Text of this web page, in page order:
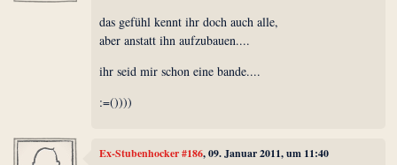
das gefühl kennt ihr doch auch alle,
aber anstatt ihn aufzubauen....
ihr seid mir schon eine bande....
:=())))
Ex-Stubenhocker #186, 09. Januar 2011, um 11:40